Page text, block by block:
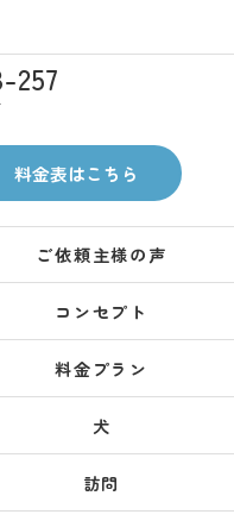
257
料金表はこちら
ご依頼主様の声
コンセプト
料金プラン
犬
訪問